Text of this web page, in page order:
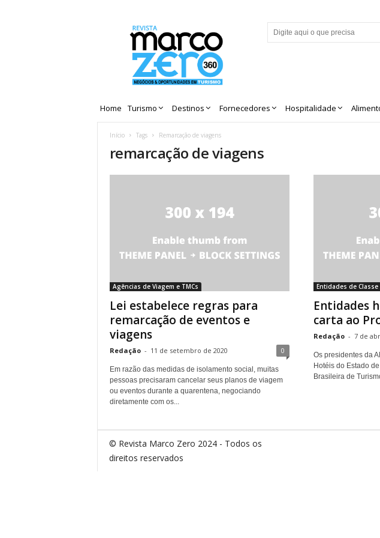
Home Turismo Destinos Fornecedores Hospitalidade
Início Tags Remarcação de viagens
remarcação de viagens
Agências de Viagem e TMCs
Lei estabelece regras para
remarcação de eventos e
viagens
Redação - 11 de setembro de 2020 0
Em razão das medidas de isolamento social, muitas
pessoas precisaram cancelar seus planos de viagem
ou eventos durante a quarentena, negociando
diretamente com os...
Entidades de Classe
Entidades
carta ao
Redação - 7 de
Os presidentes da
Hotéis do Estado
Brasileira de
© Revista Marco Zero 2024 - Todos os
direitos reservados